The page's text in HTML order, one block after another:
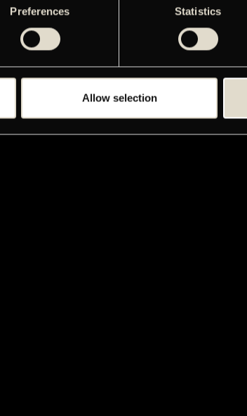
Preferences Statistics
Allow selection